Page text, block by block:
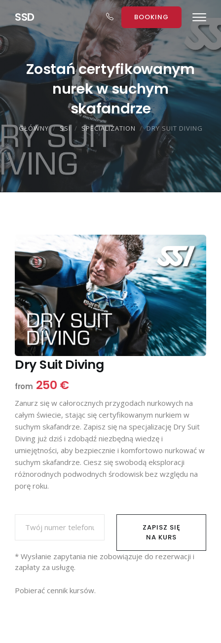
SSD BOOKING
Zostań certyfikowanym
nurek w suchym
skafandrze
GŁÓWNY SSI SPECIALIZATION DRY SUIT DIVING
Dry Suit Diving
from 250 €
Zanurz się w całorocznych przygodach nurkowych na
całym świecie, stając się certyfikowanym nurkiem w
suchym skafandrze. Zapisz się na specjalizację Dry Suit
Diving już dziś i zdobądź niezbędną wiedzę i
umiejętności, aby bezpiecznie i komfortowo nurkować w
suchym skafandrze. Ciesz się swobodą eksploracji
różnorodnych podwodnych środowisk bez względu na
porę roku.
ZAPISZ SIĘ
NA KURS
* Wysłanie zapytania nie zobowiązuje do rezerwacji i
zapłaty za usługę.
Pobierać cennik kursów.